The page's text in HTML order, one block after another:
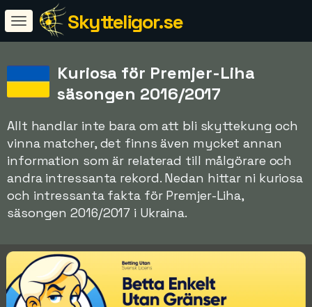
Skytteligor.se
Kuriosa för Premjer-Liha
säsongen 2016/2017
Allt handlar inte bara om att bli skyttekung och
vinna matcher, det finns även mycket annan
information som är relaterad till målgörare och
andra intressanta rekord. Nedan hittar ni kuriosa
och intressanta fakta för Premjer-Liha,
säsongen 2016/2017 i Ukraina.